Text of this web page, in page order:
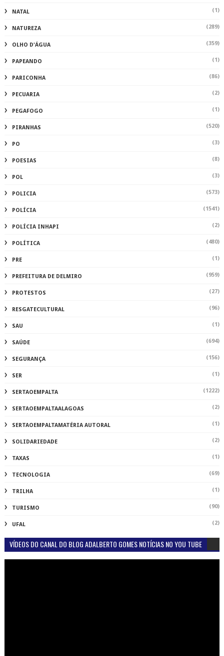
NATAL (1)
NATUREZA (289)
OLHO D'ÁGUA (359)
PAPEANDO (1)
PARICONHA (86)
PECUARIA (2)
PEGAFOGO (1)
PIRANHAS (520)
PO (3)
POESIAS (8)
POL (3)
POLICIA (573)
POLÍCIA (1541)
POLÍCIA INHAPI (2)
POLÍTICA (480)
PRE (1)
PREFEITURA DE DELMIRO (959)
PROTESTOS (27)
RESGATECULTURAL (96)
SAU (1)
SAÚDE (694)
SEGURANÇA (156)
SER (1)
SERTAOEMPALTA (1222)
SERTAOEMPALTAALAGOAS (2)
SERTAOEMPALTAMATÉRIA AUTORAL (1)
SOLIDARIEDADE (2)
TAXAS (1)
TECNOLOGIA (69)
TRILHA (1)
TURISMO (90)
UFAL (2)
VÍDEOS DO CANAL DO BLOG ADALBERTO GOMES NOTÍCIAS NO YOU TUBE